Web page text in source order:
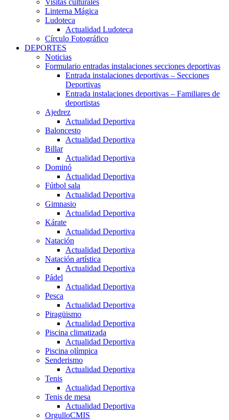
Visitas culturales
Linterna Mágica
Ludoteca
Actualidad Ludoteca
Círculo Fotográfico
DEPORTES
Noticias
Formulario entradas instalaciones secciones deportivas
Entrada instalaciones deportivas – Secciones
Deportivas
Entrada instalaciones deportivas – Familiares de
deportistas
Ajedrez
Actualidad Deportiva
Baloncesto
Actualidad Deportiva
Billar
Actualidad Deportiva
Dominó
Actualidad Deportiva
Fútbol sala
Actualidad Deportiva
Gimnasio
Actualidad Deportiva
Kárate
Actualidad Deportiva
Natación
Actualidad Deportiva
Natación artística
Actualidad Deportiva
Pádel
Actualidad Deportiva
Pesca
Actualidad Deportiva
Piragüismo
Actualidad Deportiva
Piscina climatizada
Actualidad Deportiva
Piscina olímpica
Senderismo
Actualidad Deportiva
Tenis
Actualidad Deportiva
Tenis de mesa
Actualidad Deportiva
OrgulloCMIS